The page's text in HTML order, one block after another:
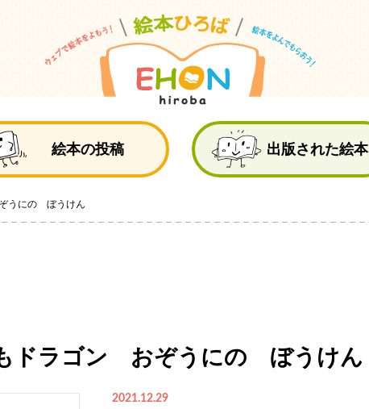
絵本の投稿 出版された絵本
うにの ぼうけん
ドラゴン おぞうにの ぼうけん
2021.12.29